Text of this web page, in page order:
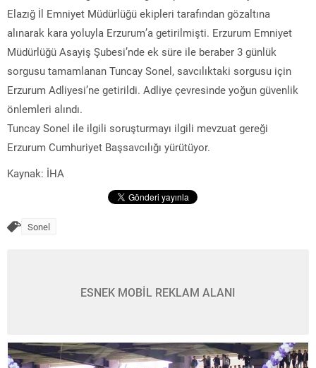
Elazığ İl Emniyet Müdürlüğü ekipleri tarafından gözaltına
alınarak kara yoluyla Erzurum’a getirilmişti. Erzurum Emniyet
Müdürlüğü Asayiş Şubesi’nde ek süre ile beraber 3 günlük
sorgusu tamamlanan Tuncay Sonel, savcılıktaki sorgusu için
Erzurum Adliyesi’ne getirildi. Adliye çevresinde yoğun güvenlik
önlemleri alındı.
Tuncay Sonel ile ilgili soruşturmayı ilgili mevzuat gereği
Erzurum Cumhuriyet Başsavcılığı yürütüyor.
Kaynak: İHA
Sonel
ESNEK MOBİL REKLAM ALANI